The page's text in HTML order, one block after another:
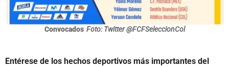
Convocados Foto: Twitter @FCFSeleccionCol
Entérese de los hechos deportivos más importantes del